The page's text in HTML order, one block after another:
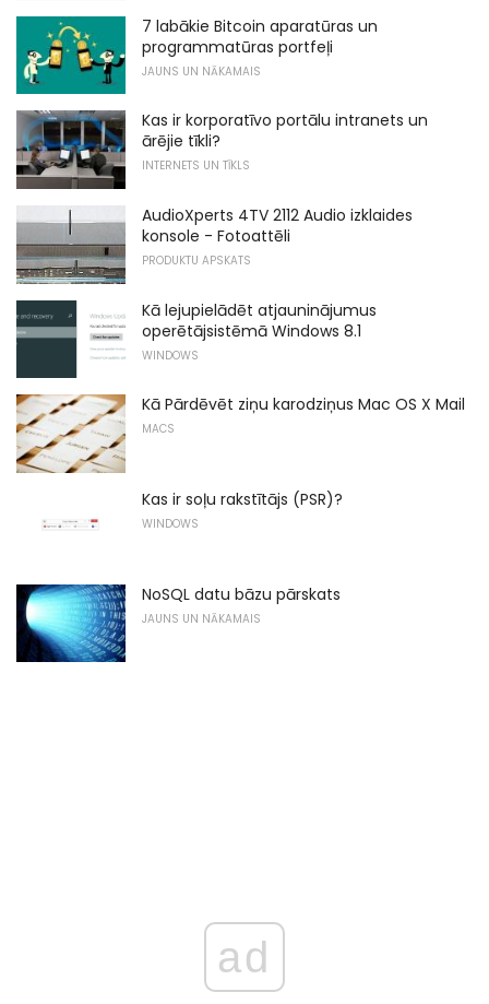
7 labākie Bitcoin aparatūras un
programmatūras portfeļi
JAUNS UN NĀKAMAIS
Kas ir korporatīvo portālu intranets un
ārējie tīkli?
INTERNETS UN TĪKLS
AudioXperts 4TV 2112 Audio izklaides
konsole - Fotoattēli
PRODUKTU APSKATS
Kā lejupielādēt atjauninājumus
operētājsistēmā Windows 8.1
WINDOWS
Kā Pārdēvēt ziņu karodziņus Mac OS X Mail
MACS
Kas ir soļu rakstītājs (PSR)?
WINDOWS
NoSQL datu bāzu pārskats
JAUNS UN NĀKAMAIS
ad